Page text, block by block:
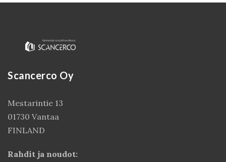
Scancerco Oy
Mestarintie 13
01730 Vantaa
FINLAND
Rahdit ja noudot: